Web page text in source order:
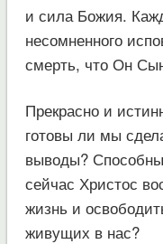
и сила Божия.
несомненного
смерть, что Он
Прекрасно и
готовы ли мы
выводы?
сейчас Христос
жизнь и
живущих в нас?